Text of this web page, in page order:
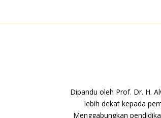
Dipandu oleh Prof. Dr. H.
lebih dekat kepada
Menggabungkan